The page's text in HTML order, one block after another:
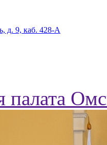
д. 9, каб. 428-А
палата